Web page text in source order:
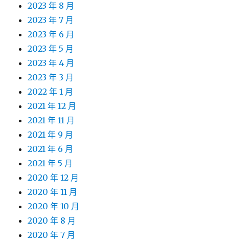
2023 年 8 月
2023 年 7 月
2023 年 6 月
2023 年 5 月
2023 年 4 月
2023 年 3 月
2022 年 1 月
2021 年 12 月
2021 年 11 月
2021 年 9 月
2021 年 6 月
2021 年 5 月
2020 年 12 月
2020 年 11 月
2020 年 10 月
2020 年 8 月
2020 年 7 月